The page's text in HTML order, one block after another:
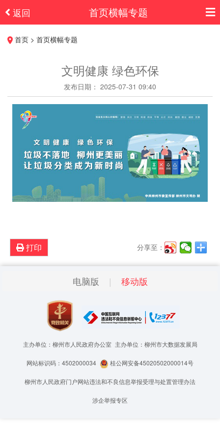
返回 首页横幅专题
首页 > 首页横幅专题
文明健康 绿色环保
发布日期： 2025-07-31 09:40
打印 分享至：
电脑版 移动版
主办单位：柳州市人民政府办公室 主办单位：柳州市大数据发展局
网站标识码：4502000034 桂公网安备45020502000014号
柳州市人民政府门户网站违法和不良信息举报受理与处置管理办法
涉企举报专区